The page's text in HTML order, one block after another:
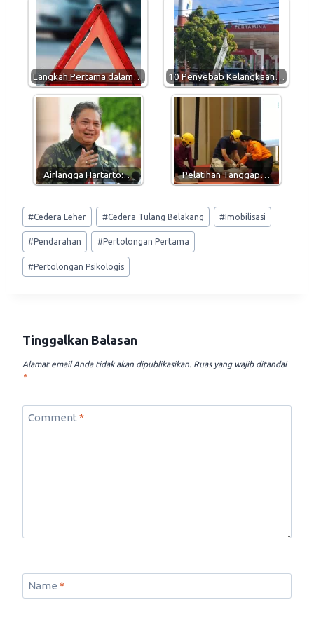
s
A
p
g
r
a
m
b
o
k
Langkah Pertama dalam… 10 Penyebab Kelangkaan…
Airlangga Hartarto:… Pelatihan Tanggap…
Post
Tags:
#Cedera Leher #Cedera Tulang Belakang #Imobilisasi
#Pendarahan #Pertolongan Pertama
#Pertolongan Psikologis
Tinggalkan Balasan
Alamat email Anda tidak akan dipublikasikan. Ruas yang wajib ditandai
*
Comment *
Name *